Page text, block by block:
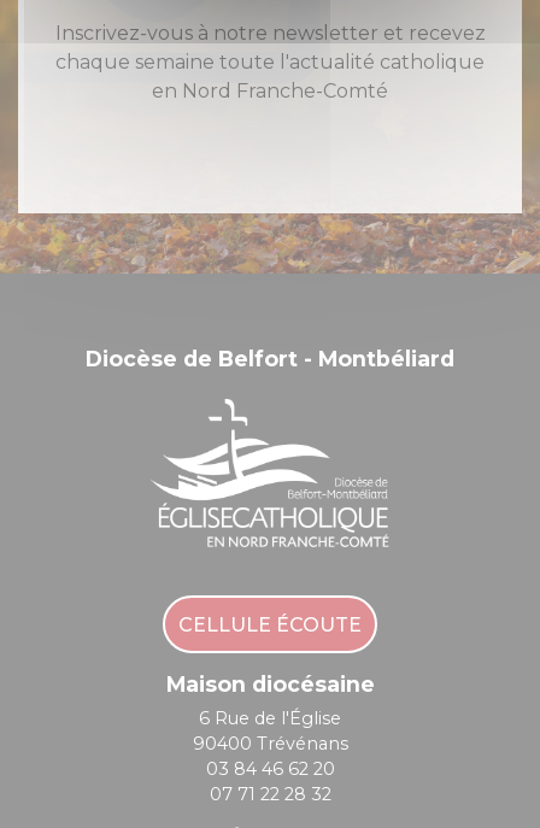
Inscrivez-vous à notre newsletter et recevez
chaque semaine toute l'actualité catholique
en Nord Franche-Comté
Diocèse de Belfort - Montbéliard
CELLULE ÉCOUTE
Maison diocésaine
6 Rue de l'Église
90400 Trévénans
03 84 46 62 20
07 71 22 28 32